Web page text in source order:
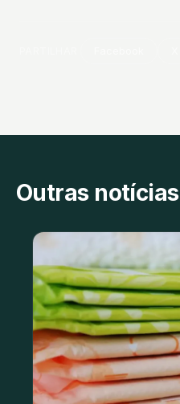
Outras notícias